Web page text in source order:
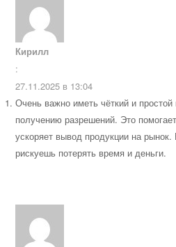
Кирилл
:
27.11.2025 в 13:04
Очень важно иметь чёткий и
получению разрешений. Это
ускоряет вывод продукции на
рискуешь потерять время и деньги.